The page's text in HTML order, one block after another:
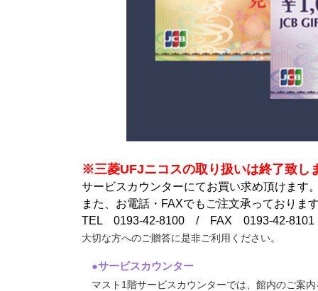
※三菱UFJニコスの取り扱いは終了致し
サービスカウンターにてお買い求め頂けます
また、お電話・FAXでもご注文承っておりま
TEL 0193-42-8100 / FAX 0193-42-8101
大切な方へのご贈答に是非ご利用ください。
●サービスカウンター
マスト1階サービスカウンターでは、館内のご案